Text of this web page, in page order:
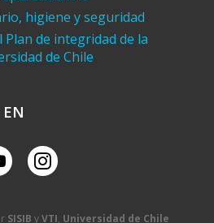
higiene y seguridad
de integridad de la
de Chile
SISIB yVTI, Universidad de Chile